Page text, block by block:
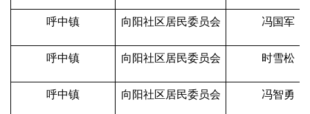
呼中镇 向阳社区居民委员会 冯国军
呼中镇 向阳社区居民委员会 时雪松
呼中镇 向阳社区居民委员会 冯智勇